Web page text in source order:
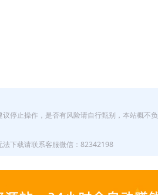
停止操作，是否有风险请自行甄别，本站概不负
下载请联系客服微信：82342198